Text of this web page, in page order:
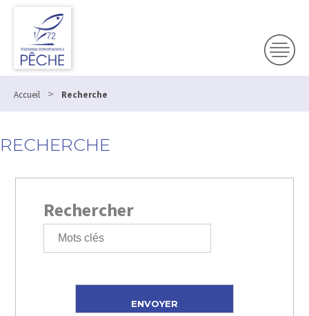
Accueil > Recherche
RECHERCHE
Rechercher